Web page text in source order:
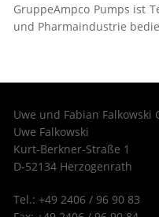
GruppeAmpco Pumps ist
und Pharmaindustrie
Uwe und Fabian Falkowski
Uwe Falkowski
Kurt-Berkner-Straße 1
D-52134 Herzogenrath
Tel.: +49 2406 / 96 90 83